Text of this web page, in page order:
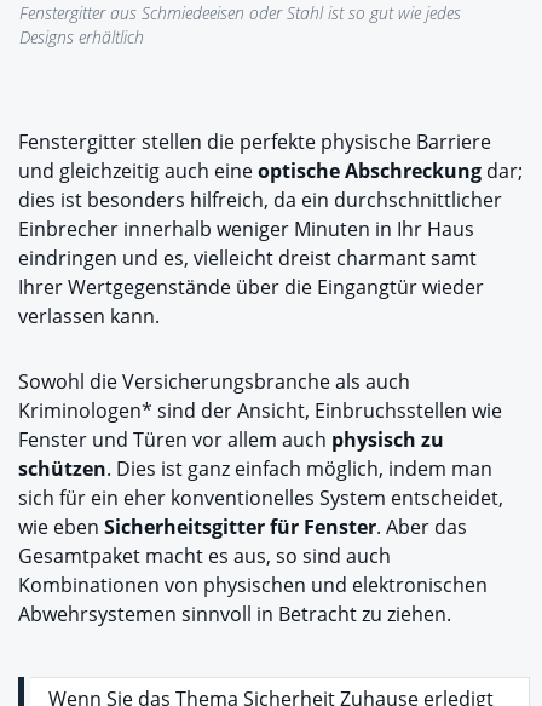
Fenstergitter aus Schmiedeeisen oder Stahl ist so gut wie jedes
Designs erhältlich
Fenstergitter stellen die perfekte physische Barriere
und gleichzeitig auch eineoptische Abschreckung dar;
dies ist besonders hilfreich, da ein durchschnittlicher
Einbrecher innerhalb weniger Minuten in Ihr Haus
eindringen und es, vielleicht dreist charmant samt
Ihrer Wertgegenstände über die Eingangtür wieder
verlassen kann.
Sowohl die Versicherungsbranche als auch
Kriminologen* sind der Ansicht, Einbruchsstellen wie
Fenster und Türen vor allem auch physisch zu
schützen. Dies ist ganz einfach möglich, indem man
sich für ein eher konventionelles System entscheidet,
wie eben Sicherheitsgitter für Fenster. Aber das
Gesamtpaket macht es aus, so sind auch
Kombinationen von physischen und elektronischen
Abwehrsystemen sinnvoll in Betracht zu ziehen.
Wenn Sie das Thema Sicherheit Zuhause erledigt